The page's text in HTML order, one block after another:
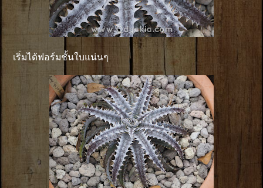
เริ่มได้ฟอร์มชั้นใบแน่นๆ